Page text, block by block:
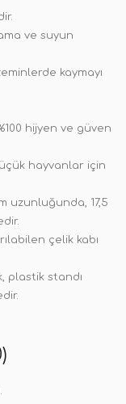
ve suyun
kaymayı
hijyen ve güven
hayvanlar için
uzunluğunda, 17,5
çelik kabı
plastik standı